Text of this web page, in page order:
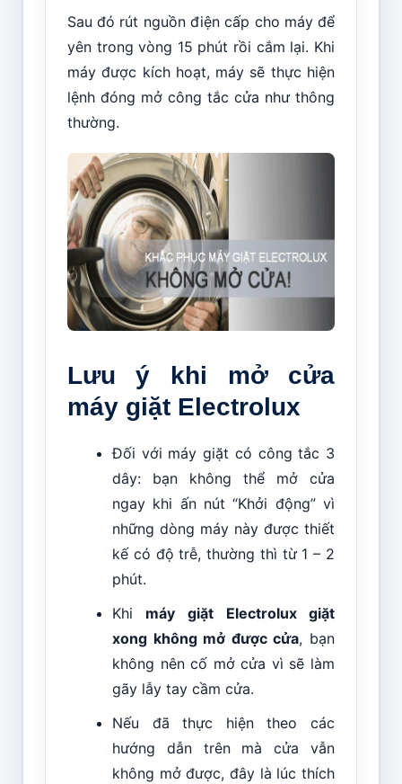
Sau đó rút nguồn điện cấp cho máy để
yên trong vòng 15 phút rồi cắm lại. Khi
máy được kích hoạt, máy sẽ thực hiện
lệnh đóng mở công tắc cửa như thông
thường.
Lưu ý khi mở cửa
máy giặt Electrolux
Đối với máy giặt có công tắc 3
dây: bạn không thể mở cửa
ngay khi ấn nút “Khởi động” vì
những dòng máy này được thiết
kế có độ trễ, thường thì từ 1 – 2
phút.
Khi máy giặt Electrolux giặt
xong không mở được cửa, bạn
không nên cố mở cửa vì sẽ làm
gãy lẫy tay cầm cửa.
Nếu đã thực hiện theo các
hướng dẫn trên mà cửa vẫn
không mở được, đây là lúc thích